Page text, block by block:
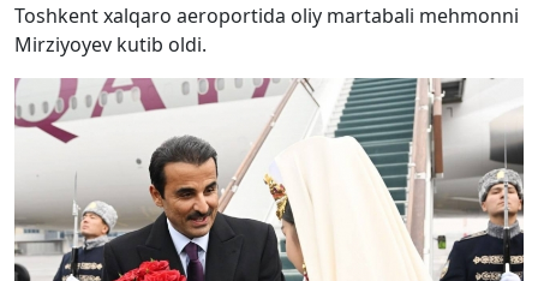
Toshkent xalqaro aeroportida oliy martabali mehmonni
Mirziyoyev kutib oldi.